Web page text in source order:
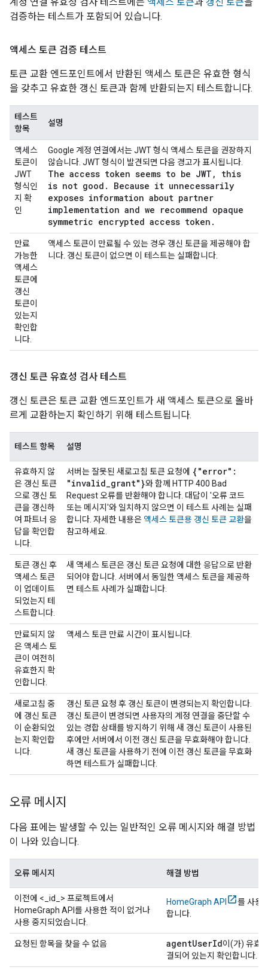
검증하는 테스트가 포함되어 있습니다.
액세스 토큰 검증 테스트
토큰 교환 엔드포인트에서 반환된 액세스 토큰은 유효한 형식
을 갖추고 유효한 갱신 토큰과 함께 반환되는지 테스트합니다.
테스트
항목
설명
액세스
토큰이
JWT
형식인
지 확
인
Google 계정 연결에서는 JWT 형식 액세스 토큰을 권장하지
않습니다. JWT 형식이 발견되면 다음 경고가 표시됩니다.
The access token seems to be JWT ,
this
is not good .
Because it unnecessarily
exposes information about partner
implementation and we recommend opaque
symmetric encrypted access token .
만료
가능한
액세스
토큰에
갱신
토큰이
있는지
확인합
니다.
액세스 토큰이 만료될 수 있는 경우 갱신 토큰을 제공해야 합
니다. 갱신 토큰이 없으면 이 테스트는 실패합니다.
갱신 토큰 유효성 검사 테스트
갱신 토큰은 토큰 교환 엔드포인트가 새 액세스 토큰으로 올바
르게 교환하는지 확인하기 위해 테스트됩니다.
테스트 항목 설명
유효하지 않
은 갱신 토큰
으로 갱신 토
큰을 갱신하
여 파트너 응
답을 확인합
니다.
서버는 잘못된 새로고침 토큰 요청에
{"error":
"invalid_grant"}와 함께 HTTP 400 Bad
Request 오류를 반환해야 합니다. 대답이 '오류 코드
또는 메시지'와 일치하지 않으면 이 테스트 사례는 실패
합니다. 자세한 내용은 액세스 토큰용 갱신 토큰 교환을
참고하세요.
토큰 갱신 후
액세스 토큰
이 업데이트
되었는지 테
스트합니다.
새 액세스 토큰은 갱신 토큰 요청에 대한 응답으로 반환
되어야 합니다. 서버에서 동일한 액세스 토큰을 제공하
면 테스트 사례가 실패합니다.
만료되지 않
은 액세스 토
큰이 여전히
유효한지 확
인합니다.
액세스 토큰 만료 시간이 표시됩니다.
새로고침 중
에 갱신 토큰
이 순환되었
는지 확인합
니다.
갱신 토큰 요청 후 갱신 토큰이 변경되는지 확인합니다.
갱신 토큰이 변경되면 사용자의 계정 연결을 중단할 수
있는 경합 상태를 방지하기 위해 새 갱신 토큰이 사용된
후에만 서버에서 이전 갱신 토큰을 무효화해야 합니다.
새 갱신 토큰을 사용하기 전에 이전 갱신 토큰을 무효화
하면 테스트가 실패합니다.
오류 메시지
다음 표에는 발생할 수 있는 일반적인 오류 메시지와 해결 방법
이 나와 있습니다.
오류 메시지 해결 방법
이전에 <_id_> 프로젝트에서
HomeGraph API를 사용한 적이 없거나
사용 중지되었습니다.
HomeGraph API
를 사용
합니다.
요청된 항목을 찾을 수 없음 agentUserId이(가) 유효
결되어 있는지 확인합니다.